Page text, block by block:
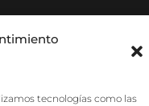
tecnologías como las